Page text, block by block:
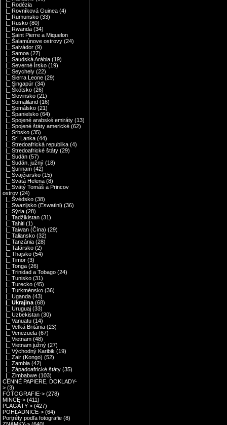
|_ Rodézia
|_ Rovníková Guinea (4)
|_ Rumunsko (33)
|_ Rusko (80)
|_ Rwanda (34)
|_ Saint Pierre a Miquelon
|_ Šalamúnove ostrovy (24)
|_ Salvádor (9)
|_ Samoa (27)
|_ Saudská Arábia (19)
|_ Severné Írsko (19)
|_ Seychely (22)
|_ Sierra Leone (29)
|_ Singapúr (34)
|_ Škótsko (26)
|_ Slovinsko (21)
|_ Somaliland (16)
|_ Somálsko (21)
|_ Španielsko (64)
|_ Spojené arabské emiráty (13)
|_ Spojené štáty americké (62)
|_ Srbsko (35)
|_ Srí Lanka (44)
|_ Stredoafrická republika (4)
|_ Stredoafrické štáty (29)
|_ Sudán (57)
|_ Sudán, južný (18)
|_ Surinam (42)
|_ Švajčiarsko (15)
|_ Svätá Helena (8)
|_ Svätý Tomáš a Princov
ostrov (24)
|_ Švédsko (38)
|_ Swazijsko (Eswatini) (36)
|_ Sýria (28)
|_ Tadžikistan (31)
|_ Tahiti (1)
|_ Taiwan (Čína) (29)
|_ Taliansko (32)
|_ Tanzánia (28)
|_ Tatársko (2)
|_ Thajsko (54)
|_ Timor (3)
|_ Tonga (26)
|_ Trinidad a Tobago (24)
|_ Tunisko (31)
|_ Turecko (45)
|_ Turkménsko (36)
|_ Uganda (43)
|_ Ukrajina (68)
|_ Uruguaj (33)
|_ Uzbekistan (30)
|_ Vanuatu (14)
|_ Veľká Británia (23)
|_ Venezuela (67)
|_ Vietnam (48)
|_ Vietnam južný (27)
|_ Východný Karibik (19)
|_ Zair (Kongo) (52)
|_ Zambia (42)
|_ Západoafrické štáty (35)
|_ Zimbabwe (103)
CENNÉ PAPIERE, DOKLADY-
> (3)
FOTOGRAFIE-> (278)
MINCE-> (411)
PLAGÁTY-> (427)
POHĽADNICE-> (64)
Portréty podľa fotografie (8)